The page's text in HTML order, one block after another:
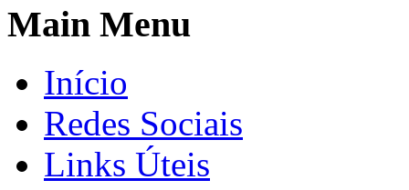
Main Menu
Início
Redes Sociais
Links Úteis